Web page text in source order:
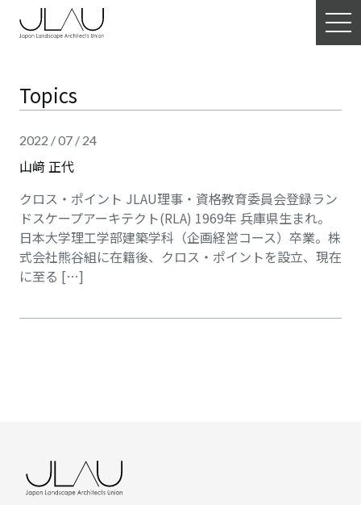
Topics
2022 / 07 / 24
山﨑 正代
クロス・ポイント JLAU理事・資格教育委員会登録ラン
ドスケープアーキテクト(RLA) 1969年 兵庫県生まれ。
日本大学理工学部建築学科（企画経営コース）卒業。株
式会社熊谷組に在籍後、クロス・ポイントを設立、現在
に至る […]